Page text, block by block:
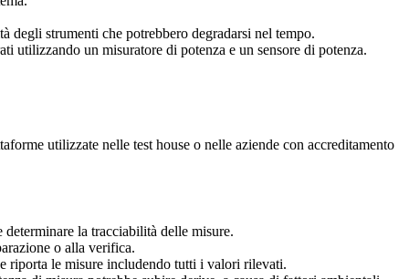
degli strumenti che potrebbero degradarsi nel tempo.
utilizzando un misuratore di potenza e un sensore di potenza.
utilizzate nelle test house o nelle aziende con accreditamento
la tracciabilità delle misure.
o alla verifica.
riporta le misure includendo tutti i valori rilevati.